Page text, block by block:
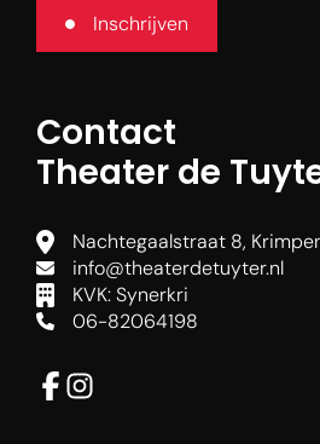
Inschrijven
Contact
Theater de
Nachtegaalstraat 8,
info@theaterdetuyter.nl
KVK: Synerkri
06-82064198